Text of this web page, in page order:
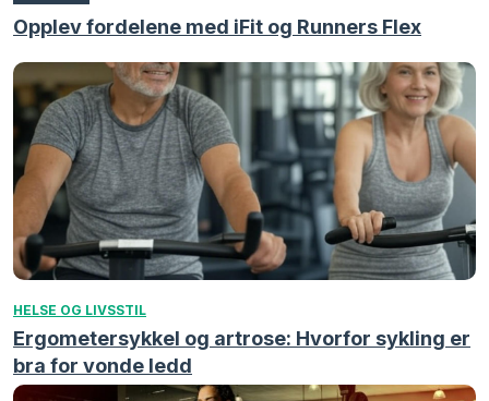
Opplev fordelene med iFit og Runners Flex
HELSE OG LIVSSTIL
Ergometersykkel og artrose: Hvorfor sykling er
bra for vonde ledd